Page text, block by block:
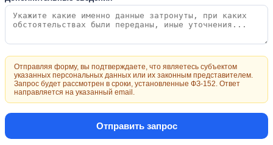
Отправляя форму, вы подтверждаете, что являетесь субъектом
указанных персональных данных или их законным представителем.
Запрос будет рассмотрен в сроки, установленные ФЗ-152. Ответ
направляется на указанный email.
Отправить запрос